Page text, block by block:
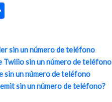
m
p
ar
ti
sin un número de teléfono
Twilio sin un número de teléfono
sin un número de teléfono
sin un número de teléfono?